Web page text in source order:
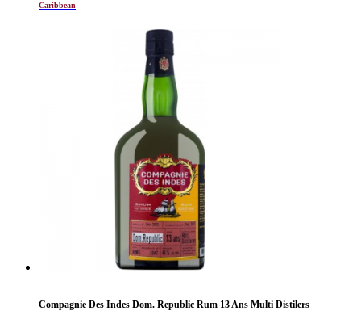
Caribbean
Compagnie Des Indes Dom. Republic Rum 13 Ans Multi Distilers